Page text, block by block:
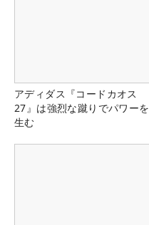
アディダス『コードカオス
27』は強烈な蹴りでパワーを
生む